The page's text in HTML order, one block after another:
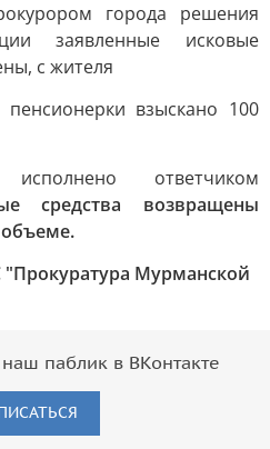
города решения
заявленные исковые
с жителя
взыскано 100
ответчиком
средства возвращены
Мурманской
паблик в ВКонтакте